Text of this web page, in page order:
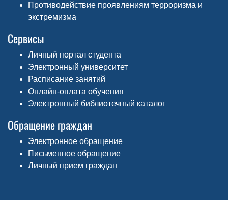
Противодействие проявлениям терроризма и
экстремизма
Сервисы
Личный портал студента
Электронный университет
Расписание занятий
Онлайн-оплата обучения
Электронный библиотечный каталог
Обращение граждан
Электронное обращение
Письменное обращение
Личный прием граждан